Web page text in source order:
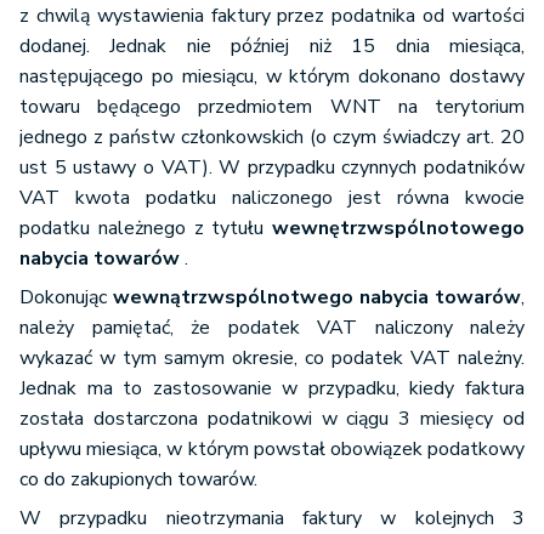
z chwilą wystawienia faktury przez podatnika od wartości
dodanej. Jednak nie później niż 15 dnia miesiąca,
następującego po miesiącu, w którym dokonano dostawy
towaru będącego przedmiotem WNT na terytorium
jednego z państw członkowskich (o czym świadczy art. 20
ust 5 ustawy o VAT). W przypadku czynnych podatników
VAT kwota podatku naliczonego jest równa kwocie
podatku należnego z tytułu wewnętrzwspólnotowego
nabycia towarów.
Dokonując wewnątrzwspólnotwego nabycia towarów,
należy pamiętać, że podatek VAT naliczony należy
wykazać w tym samym okresie, co podatek VAT należny.
Jednak ma to zastosowanie w przypadku, kiedy faktura
została dostarczona podatnikowi w ciągu 3 miesięcy od
upływu miesiąca, w którym powstał obowiązek podatkowy
co do zakupionych towarów.
W przypadku nieotrzymania faktury w kolejnych 3